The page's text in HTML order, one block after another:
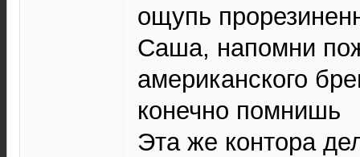
ощупь
Саша, напомни
американского
конечно помнишь
Эта же контора